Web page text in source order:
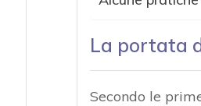
La portata
Secondo le